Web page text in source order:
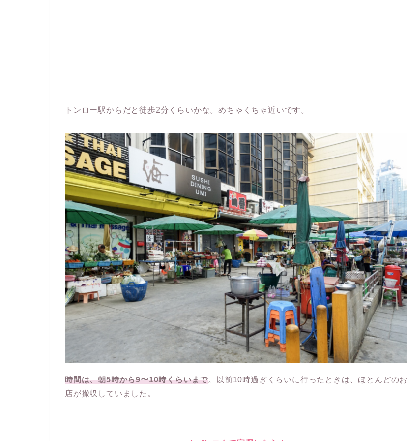
トンロー駅からだと徒歩2分くらいかな。めちゃくちゃ近いです。
時間は、朝5時から9〜10時くらいまで。以前10時過ぎくらいに行ったときは、ほとんどのお
店が撤収していました。